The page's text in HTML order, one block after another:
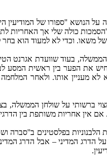
על הנושא ''ספורו של
כולה שלי אך האחריות
של משאו. וכדי לא למעוד הוא
בעוד שוועדת אגרנט
את הפער בין ראשית המסע
מעניין אותו. ולאחר
ברשותי על שולחן הממשלה,
אין אחריות משותפת בין
בפלסטינים ב''סברה
הדרג המדיני – אבל הדרג